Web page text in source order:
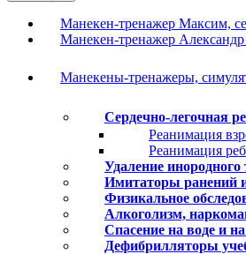
Манекен-тренажер Максим,
Манекен-тренажер
Манекены-тренажеры,
Сердечно-легочная
Реанимация
Реанимация
Удаление
Имитаторы ранений
Физикальное
Алкоголизм,
Спасение на воде и
Дефибрилляторы